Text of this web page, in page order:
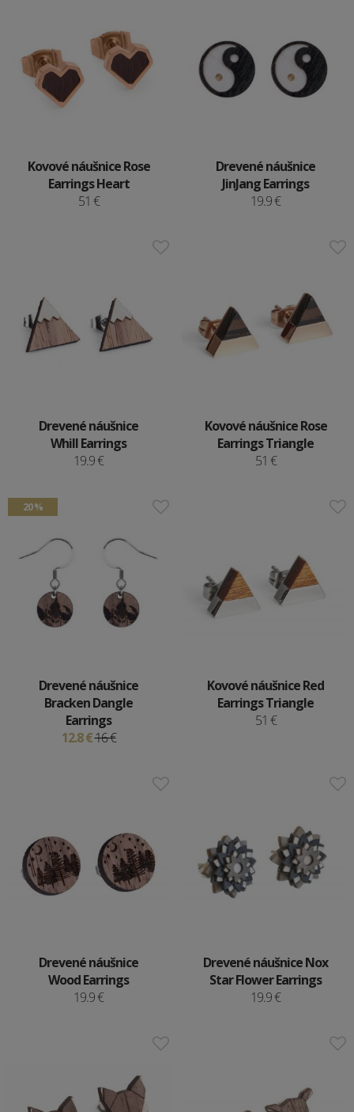
Kovové náušnice Rose
Earrings Heart
51 €
Drevené náušnice
JinJang Earrings
19.9 €
Drevené náušnice
Whill Earrings
19.9 €
Kovové náušnice Rose
Earrings Triangle
51 €
20 %
Drevené náušnice
Bracken Dangle
Earrings
12.8 €16 €
Kovové náušnice Red
Earrings Triangle
51 €
Drevené náušnice
Wood Earrings
19.9 €
Drevené náušnice Nox
Star Flower Earrings
19.9 €